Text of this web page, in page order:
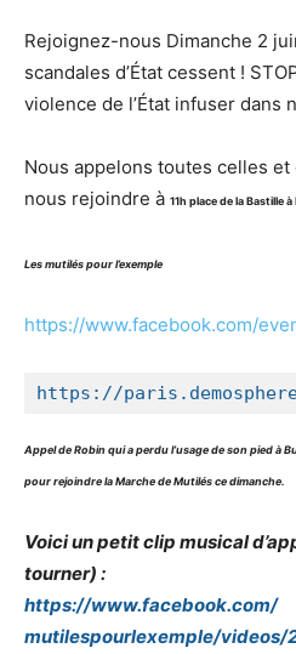
Rejoignez-nous Dimanche 2
scandales d’État cessent !
violence de l’État infuser dans
Nous appelons toutes celles
nous rejoindre à 11h place de la Bastille
Les mutilés pour l’exemple
https://www.facebook.com/
https://
Appel de Robin qui a perdu l’usage de son pied à
pour rejoindre la Marche de Mutilés ce dimanche.
Voici un petit clip musical
tourner) :
https://www.facebook.com/
mutilespourlexemple/videos/